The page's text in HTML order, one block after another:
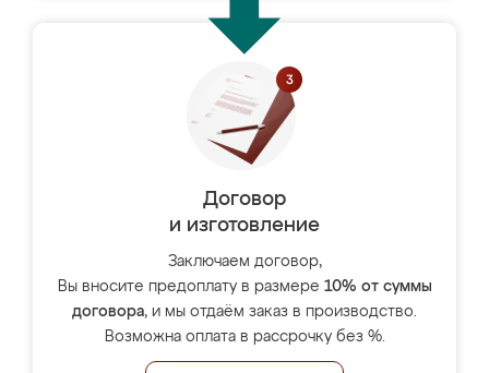
Договор
и изготовление
Заключаем договор,
Вы вносите предоплату в размере 10% от суммы
договора, и мы отдаём заказ в производство.
Возможна оплата в рассрочку без %.